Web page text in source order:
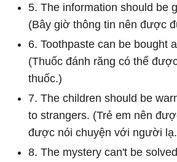
5. The information should be
(Bây giờ thông tin nên được
6. Toothpaste can be bought
(Thuốc đánh răng có thể
thuốc.)
7. The children should be
to strangers. (Trẻ em nên
được nói chuyện với người
8. The mystery can't be